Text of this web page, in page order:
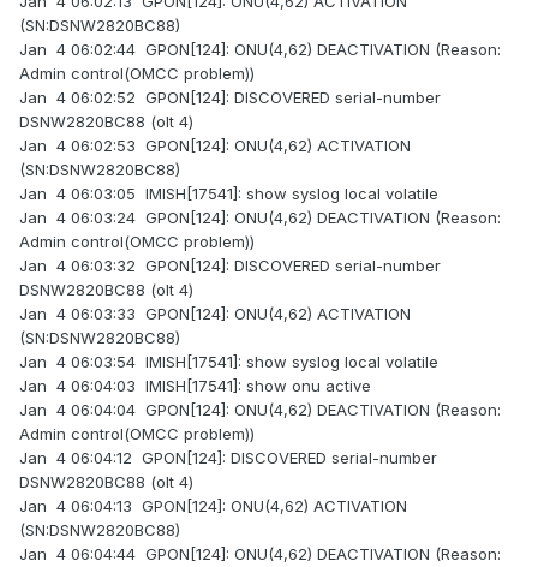
(SN:DSNW2820BC88)
Jan 4 06:02:44 GPON[124]: ONU(4,62) DEACTIVATION (Reason:
Admin control(OMCC problem))
Jan 4 06:02:52 GPON[124]: DISCOVERED serial-number
DSNW2820BC88 (olt 4)
Jan 4 06:02:53 GPON[124]: ONU(4,62) ACTIVATION
(SN:DSNW2820BC88)
Jan 4 06:03:05 IMISH[17541]: show syslog local volatile
Jan 4 06:03:24 GPON[124]: ONU(4,62) DEACTIVATION (Reason:
Admin control(OMCC problem))
Jan 4 06:03:32 GPON[124]: DISCOVERED serial-number
DSNW2820BC88 (olt 4)
Jan 4 06:03:33 GPON[124]: ONU(4,62) ACTIVATION
(SN:DSNW2820BC88)
Jan 4 06:03:54 IMISH[17541]: show syslog local volatile
Jan 4 06:04:03 IMISH[17541]: show onu active
Jan 4 06:04:04 GPON[124]: ONU(4,62) DEACTIVATION (Reason:
Admin control(OMCC problem))
Jan 4 06:04:12 GPON[124]: DISCOVERED serial-number
DSNW2820BC88 (olt 4)
Jan 4 06:04:13 GPON[124]: ONU(4,62) ACTIVATION
(SN:DSNW2820BC88)
Jan 4 06:04:44 GPON[124]: ONU(4,62) DEACTIVATION (Reason: